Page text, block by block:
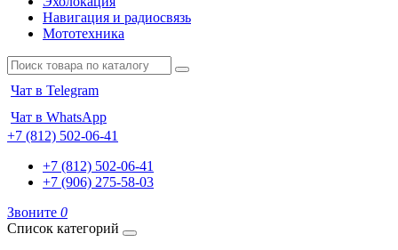
Навигация и радиосвязь
Мототехника
Чат в Telegram
Чат в WhatsApp
+7 (812) 502-06-41
+7 (812) 502-06-41
+7 (906) 275-58-03
Звоните 0
Список категорий